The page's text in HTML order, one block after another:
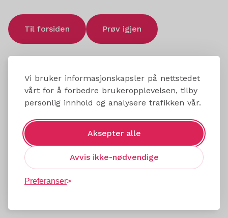
Vi bruker informasjonskapsler på nettstedet
vårt for å forbedre brukeropplevelsen, tilby
personlig innhold og analysere trafikken vår.
Aksepter alle
Avvis ikke-nødvendige
Preferanser
Til forsiden Prøv igjen